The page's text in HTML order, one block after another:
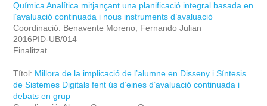
Química Analítica mitjançant una planificació integral basada en
l’avaluació continuada i nous instruments d’avaluació
Coordinació: Benavente Moreno, Fernando Julian
2016PID-UB/014
Finalitzat
Títol: Millora de la implicació de l’alumne en Disseny i Síntesis
de Sistemes Digitals fent ús d’eines d’avaluació continuada i
debats en grup